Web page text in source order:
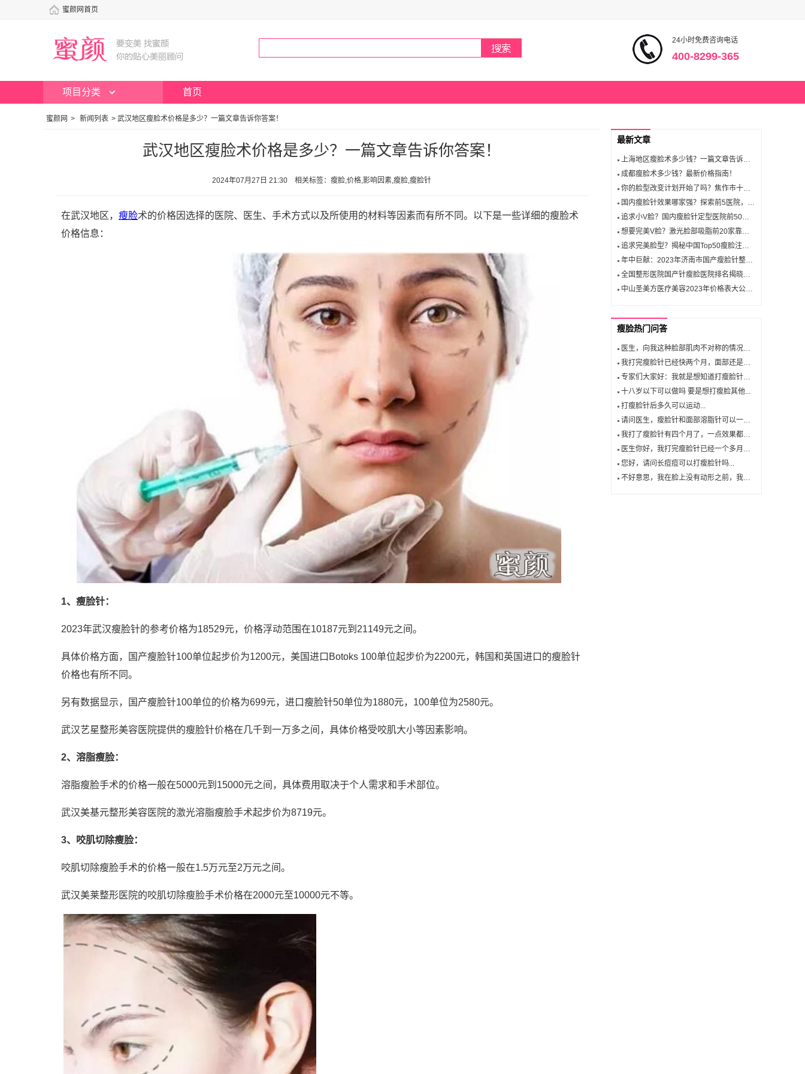
蜜颜网首页
24小时免费咨询电话
400-8299-365
项目分类 首页
蜜颜网 > 新闻列表 > 武汉地区瘦脸术价格是多少？一篇文章告诉你答案！
武汉地区瘦脸术价格是多少？一篇文章告诉你答案！
2024年07月27日 21:30 相关标签：瘦脸,价格,影响因素,瘦脸,瘦脸针
在武汉地区， 瘦脸术的价格因选择的医院、医生、手术方式以及所使用的材料等因素而有所不同。以下是一些详细的瘦脸术
价格信息：
1、瘦脸针：
2023年武汉瘦脸针的参考价格为18529元，价格浮动范围在10187元到21149元之间。
具体价格方面，国产瘦脸针100单位起步价为1200元，美国进口Botoks 100单位起步价为2200元，韩国和英国进口的瘦脸针
价格也有所不同。
另有数据显示，国产瘦脸针100单位的价格为699元，进口瘦脸针50单位为1880元，100单位为2580元。
武汉艺星整形美容医院提供的瘦脸针价格在几千到一万多之间，具体价格受咬肌大小等因素影响。
2、溶脂瘦脸：
溶脂瘦脸手术的价格一般在5000元到15000元之间，具体费用取决于个人需求和手术部位。
武汉美基元整形美容医院的激光溶脂瘦脸手术起步价为8719元。
3、咬肌切除瘦脸：
咬肌切除瘦脸手术的价格一般在1.5万元至2万元之间。
武汉美莱整形医院的咬肌切除瘦脸手术价格在2000元至10000元不等。
最新文章
上海地区瘦脸术多少钱？一篇文章告诉你答案！
成都瘦脸术多少钱？最新价格指南！
你的脸型改变计划开始了吗？焦作市十佳瘦脸医生助你一臂之力！
国内瘦脸针效果哪家强？探索前5医院，哪一家能帮你重塑美丽轮廓？
追求小V脸？国内瘦脸针定型医院前50强都有哪些值得一试？"
想要完美V脸？激光脸部吸脂前20家靠谱整形医院推荐你了解吗？
追求完美脸型？揭秘中国Top50瘦脸注射医院，你会选择哪一家？
年中巨献：2023年济南市国产瘦脸针整形医院十强，哪一家最值得信赖？
全国整形医院国产针瘦脸医院排名揭晓，你会选择哪一家加入你的变美计划？
中山圣美方医疗美容2023年价格表大公开，你的美容预算够吗？
瘦脸热门问答
医生，向我这种脸部肌肉不对称的情况下...
我打完瘦脸针已经快两个月，面部还是很...
专家们大家好：我就是想知道打瘦脸针可...
十八岁以下可以做吗 要是想打瘦脸其他...
打瘦脸针后多久可以运动...
请问医生，瘦脸针和面部溶脂针可以一起...
我打了瘦脸针有四个月了，一点效果都没...
医生你好，我打完瘦脸针已经一个多月了...
您好，请问长痘痘可以打瘦脸针吗...
不好意思，我在脸上没有动形之前，我迫...